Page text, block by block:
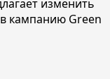
изменить
кампанию Green